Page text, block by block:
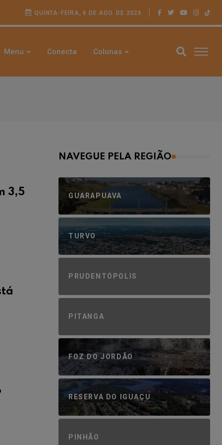
QUINTA-FEIRA, 6 DE AGO. DE 2026
Menu Conecta Colunas
3,5
NAVEGUE PELA REGIÃO
GUARAPUAVA
TURVO
PRUDENTÓPOLIS
PITANGA
FOZ DO JORDÃO
RESERVA DO IGUAÇU
PINHÃO